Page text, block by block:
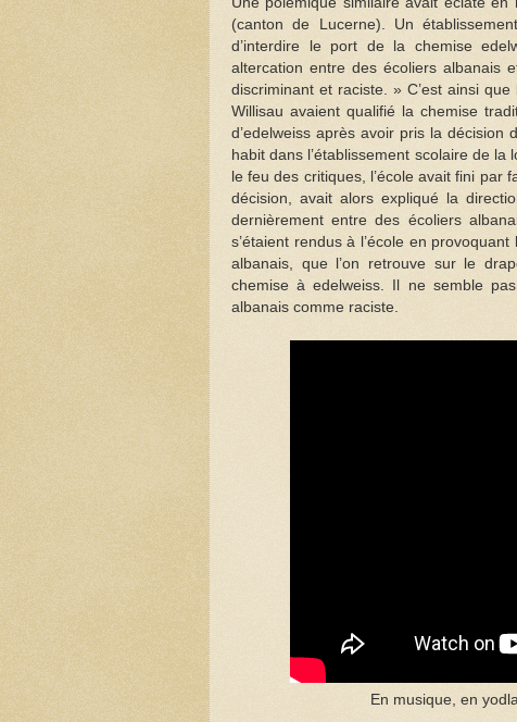
(canton de Lucerne). Un
d’interdire le port de la chemise
altercation entre des écoliers albanais
discriminant et raciste. » C’est ainsi
Willisau avaient qualifié la chemise
d’edelweiss après avoir pris la décision
habit dans l’établissement scolaire de la
le feu des critiques, l’école avait fini par
décision, avait alors expliqué la
dernièrement entre des écoliers
s’étaient rendus à l’école en
albanais, que l’on retrouve sur le
chemise à edelweiss. Il ne semble
albanais comme raciste.
En musique, en